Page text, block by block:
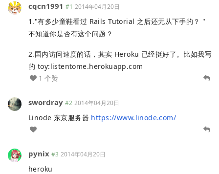
cqcn1991 #1 2014年04月20日
1."有多少童鞋看过 Rails Tutorial 之后还无从下手的？ "
不知道你是否有这个问题？
2.国内访问速度的话，其实 Heroku 已经挺好了。比如我写
的 toy:listentome.herokuapp.com
1 个赞
swordray #2 2014年04月20日
Linode 东京服务器 https://www.linode.com/
pynix #3 2014年04月20日
heroku